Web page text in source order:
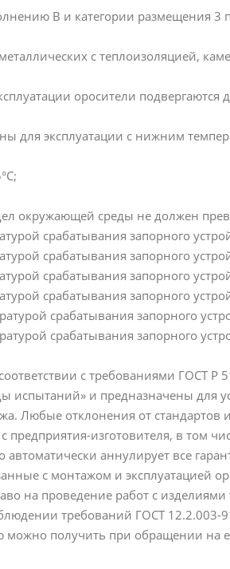
В и категории размещения 3
с теплоизоляцией,
оросители подвергаются
для эксплуатации с нижним
окружающей среды не должен
срабатывания запорного
срабатывания запорного
срабатывания запорного
срабатывания запорного
срабатывания запорного
срабатывания запорного
с требованиями ГОСТ Р
испытаний» и предназначены для
Любые отклонения от стандартов
предприятия-изготовителя, в том
аннулирует все
с монтажом и эксплуатацией
на проведение работ с
требований ГОСТ 12.2.003-
получить при обращении на